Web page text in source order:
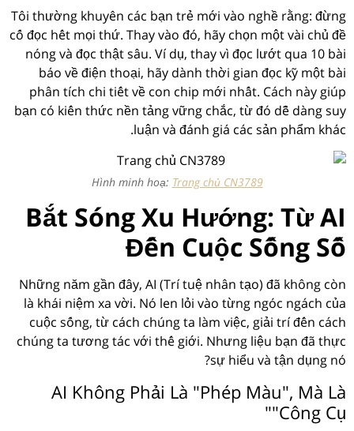
Tôi thường khuyên các bạn trẻ mới vào nghề rằng: đừng
cố đọc hết mọi thứ. Thay vào đó, hãy chọn một vài chủ đề
nóng và đọc thật sâu. Ví dụ, thay vì đọc lướt qua 10 bài
báo về điện thoại, hãy dành thời gian đọc kỹ một bài
phân tích chi tiết về con chip mới nhất. Cách này giúp
bạn có kiến thức nền tảng vững chắc, từ đó dễ dàng suy
luận và đánh giá các sản phẩm khác.
Hình minh hoạ: Trang chủ CN3789
Bắt Sóng Xu Hướng: Từ AI
Đến Cuộc Sống Số
Những năm gần đây, AI (Trí tuệ nhân tạo) đã không còn
là khái niệm xa vời. Nó len lỏi vào từng ngóc ngách của
cuộc sống, từ cách chúng ta làm việc, giải trí đến cách
chúng ta tương tác với thế giới. Nhưng liệu bạn đã thực
sự hiểu và tận dụng nó?
AI Không Phải Là "Phép Màu", Mà Là
"Công Cụ"